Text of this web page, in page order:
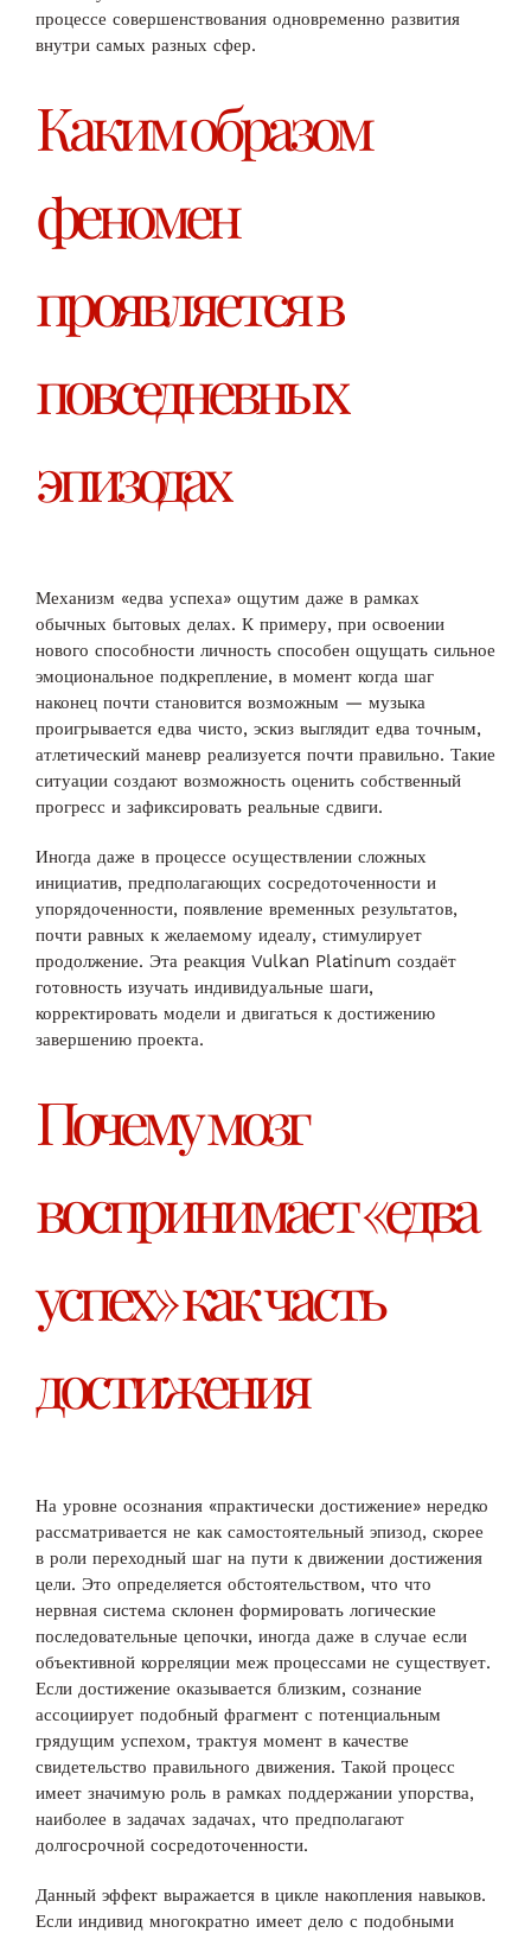
процессе совершенствования одновременно развития
внутри самых разных сфер.
Каким образом
феномен
проявляется в
повседневных
эпизодах
Механизм «едва успеха» ощутим даже в рамках
обычных бытовых делах. К примеру, при освоении
нового способности личность способен ощущать сильное
эмоциональное подкрепление, в момент когда шаг
наконец почти становится возможным — музыка
проигрывается едва чисто, эскиз выглядит едва точным,
атлетический маневр реализуется почти правильно. Такие
ситуации создают возможность оценить собственный
прогресс и зафиксировать реальные сдвиги.
Иногда даже в процессе осуществлении сложных
инициатив, предполагающих сосредоточенности и
упорядоченности, появление временных результатов,
почти равных к желаемому идеалу, стимулирует
продолжение. Эта реакция Vulkan Platinum создаёт
готовность изучать индивидуальные шаги,
корректировать модели и двигаться к достижению
завершению проекта.
Почему мозг
воспринимает «едва
успех» как часть
достижения
На уровне осознания «практически достижение» нередко
рассматривается не как самостоятельный эпизод, скорее
в роли переходный шаг на пути к движении достижения
цели. Это определяется обстоятельством, что что
нервная система склонен формировать логические
последовательные цепочки, иногда даже в случае если
объективной корреляции меж процессами не существует.
Если достижение оказывается близким, сознание
ассоциирует подобный фрагмент с потенциальным
грядущим успехом, трактуя момент в качестве
свидетельство правильного движения. Такой процесс
имеет значимую роль в рамках поддержании упорства,
наиболее в задачах задачах, что предполагают
долгосрочной сосредоточенности.
Данный эффект выражается в цикле накопления навыков.
Если индивид многократно имеет дело с подобными